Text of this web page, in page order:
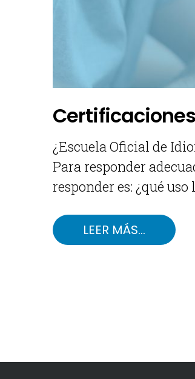
¿Escuela Oficial de
Para responder
responder es: ¿qué
LEER MÁS…